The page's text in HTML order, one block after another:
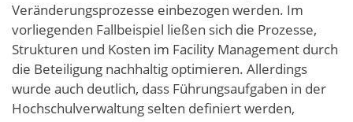
Veränderungsprozesse einbezogen werden. Im
vorliegenden Fallbeispiel ließen sich die Prozesse,
Strukturen und Kosten im Facility Management durch
die Beteiligung nachhaltig optimieren. Allerdings
wurde auch deutlich, dass Führungsaufgaben in der
Hochschulverwaltung selten definiert werden,